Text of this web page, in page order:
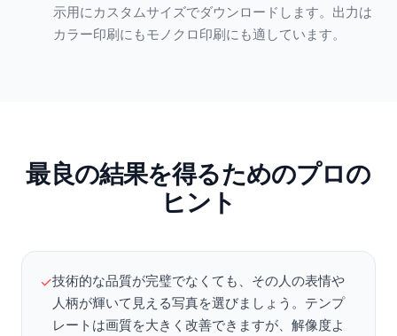
示用にカスタムサイズでダウンロードします。出力は
カラー印刷にもモノクロ印刷にも適しています。
最良の結果を得るためのプロの
ヒント
✓技術的な品質が完璧でなくても、その人の表情や
人柄が輝いて見える写真を選びましょう。テンプ
レートは画質を大きく改善できますが、解像度よ